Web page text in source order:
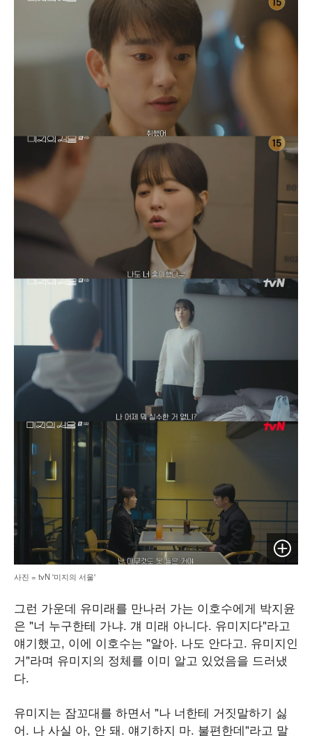
이미지
사진 = tvN '미지의 서울'
그런 가운데 유미래를 만나러 가는 이호수에게 박지윤
은 "너 누구한테 가냐. 걔 미래 아니다. 유미지다"라고
얘기했고, 이에 이호수는 "알아. 나도 안다고. 유미지인
거"라며 유미지의 정체를 이미 알고 있었음을 드러냈
다.
유미지는 잠꼬대를 하면서 "나 너한테 거짓말하기 싫
어. 나 사실 아, 안 돼. 얘기하지 마. 불편한데"라고 말